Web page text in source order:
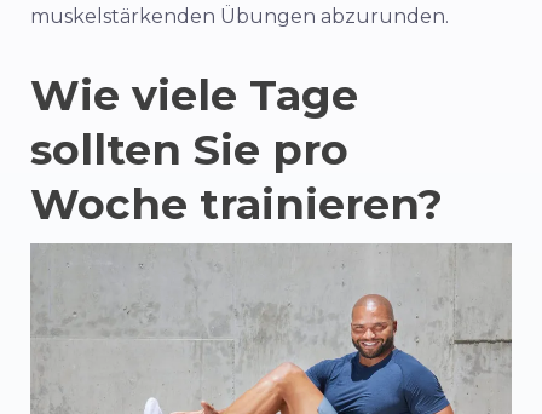
muskelstärkenden Übungen abzurunden.
Wie viele Tage
sollten Sie pro
Woche trainieren?